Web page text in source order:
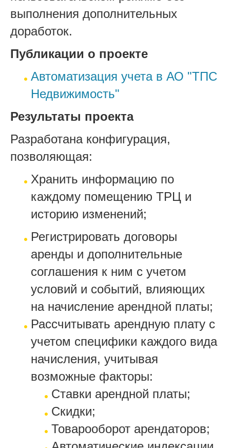
выполнения дополнительных
доработок.
Публикации о проекте
Автоматизация учета в АО "ТПС
Недвижимость"
Результаты проекта
Разработана конфигурация,
позволяющая:
Хранить информацию по
каждому помещению ТРЦ и
историю изменений;
Регистрировать договоры
аренды и дополнительные
соглашения к ним с учетом
условий и событий, влияющих
на начисление арендной платы;
Рассчитывать арендную плату с
учетом специфики каждого вида
начисления, учитывая
возможные факторы:
Ставки арендной платы;
Скидки;
Товарооборот арендаторов;